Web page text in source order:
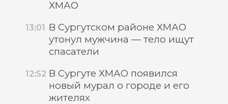
ХМАО
13:01 В Сургутском районе ХМАО
утонул мужчина — тело ищут
спасатели
12:52 В Сургуте ХМАО появился
новый мурал о городе и его
жителях